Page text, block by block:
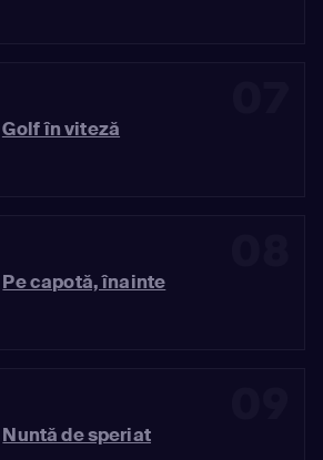
Golf în viteză
Pe capotă, înainte
Nuntă de speriat